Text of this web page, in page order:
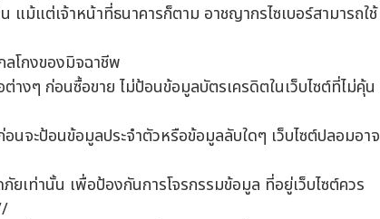
ม้แต่เจ้าหน้าที่ธนาคารก็ตาม อาชญากรไซเบอร์สามารถใช้
โกงของมิจฉาชีพ
างๆ ก่อนซื้อขาย ไม่ป้อนข้อมูลบัตรเครดิตในเว็บไซต์ที่ไม่คุ้น
นจะป้อนข้อมูลประจำตัวหรือข้อมูลลับใดๆ เว็บไซต์ปลอมอาจ
ยเท่านั้น เพื่อป้องกันการโจรกรรมข้อมูล ที่อยู่เว็บไซต์ควร